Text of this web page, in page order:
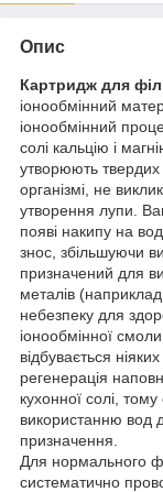
Опис
Картридж для
іонообмінний
іонообмінний
солі кальцію і
утворюють твердих
організмі, не
утворення лупи.
появі накипу на
знос, збільшуючи
призначений для
металів
небезпеку для
іонообмінної
відбувається
регенерація
кухонної солі,
використанню вод
призначення.
Для нормального
систематично